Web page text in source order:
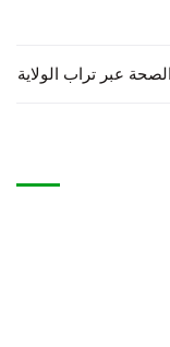
عبر تراب الولاية